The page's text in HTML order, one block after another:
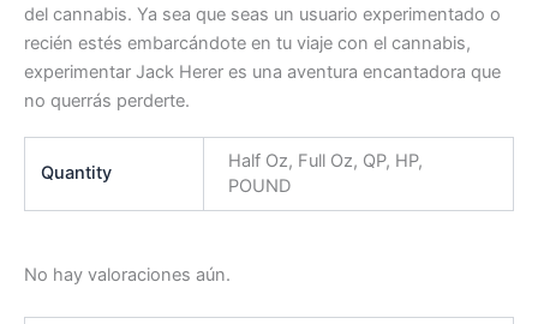
del cannabis. Ya sea que seas un usuario experimentado o
recién estés embarcándote en tu viaje con el cannabis,
experimentar Jack Herer es una aventura encantadora que
no querrás perderte.
Quantity
Half Oz, Full Oz, QP, HP,
POUND
No hay valoraciones aún.